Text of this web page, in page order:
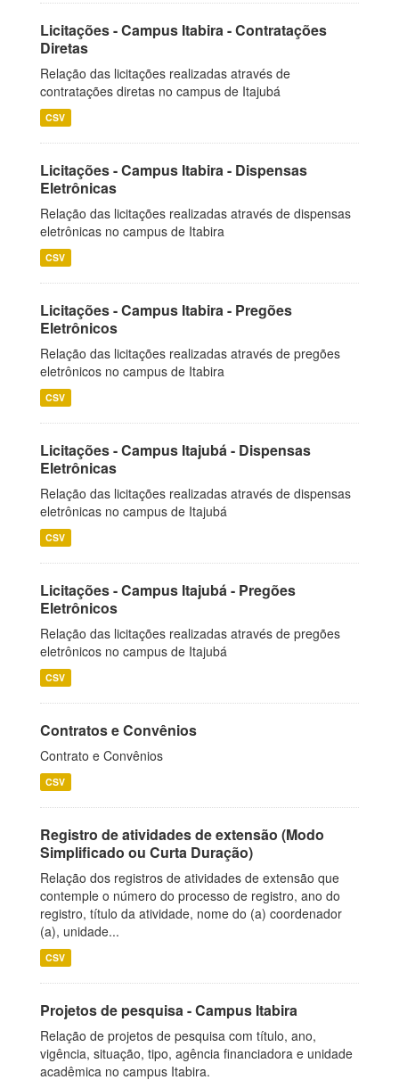
Licitações - Campus Itabira - Contratações
Diretas
Relação das licitações realizadas através de
contratações diretas no campus de Itajubá
CSV
Licitações - Campus Itabira - Dispensas
Eletrônicas
Relação das licitações realizadas através de dispensas
eletrônicas no campus de Itabira
CSV
Licitações - Campus Itabira - Pregões
Eletrônicos
Relação das licitações realizadas através de pregões
eletrônicos no campus de Itabira
CSV
Licitações - Campus Itajubá - Dispensas
Eletrônicas
Relação das licitações realizadas através de dispensas
eletrônicas no campus de Itajubá
CSV
Licitações - Campus Itajubá - Pregões
Eletrônicos
Relação das licitações realizadas através de pregões
eletrônicos no campus de Itajubá
CSV
Contratos e Convênios
Contrato e Convênios
CSV
Registro de atividades de extensão (Modo
Simplificado ou Curta Duração)
Relação dos registros de atividades de extensão que
contemple o número do processo de registro, ano do
registro, título da atividade, nome do (a) coordenador
(a), unidade...
CSV
Projetos de pesquisa - Campus Itabira
Relação de projetos de pesquisa com título, ano,
vigência, situação, tipo, agência financiadora e unidade
acadêmica no campus Itabira.